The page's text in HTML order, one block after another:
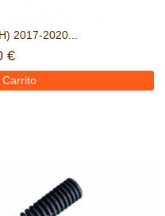
2017-2020...
€